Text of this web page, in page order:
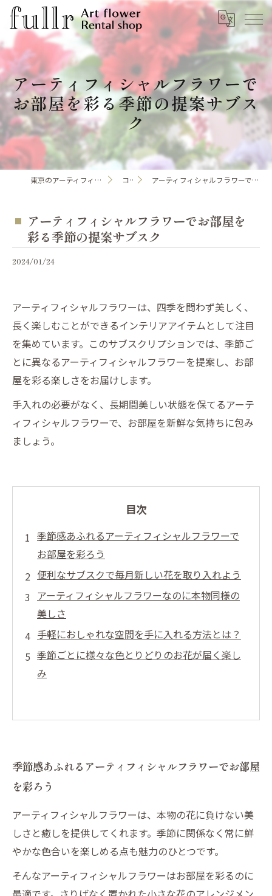
アーティフィシャルフラワーで
お部屋を彩る季節の提案サブス
ク
東京のアーティフィシャルフラワーならfullr コラム アーティフィシャルフラワーでお部屋を彩る季節の提案サブスク
アーティフィシャルフラワーでお部屋を
彩る季節の提案サブスク
2024/01/24
アーティフィシャルフラワーは、四季を問わず美しく、
長く楽しむことができるインテリアアイテムとして注目
を集めています。このサブスクリプションでは、季節ご
とに異なるアーティフィシャルフラワーを提案し、お部
屋を彩る楽しさをお届けします。
手入れの必要がなく、長期間美しい状態を保てるアーテ
ィフィシャルフラワーで、お部屋を新鮮な気持ちに包み
ましょう。
目次
季節感あふれるアーティフィシャルフラワーで
お部屋を彩ろう
便利なサブスクで毎月新しい花を取り入れよう
アーティフィシャルフラワーなのに本物同様の
美しさ
手軽におしゃれな空間を手に入れる方法とは？
季節ごとに様々な色とりどりのお花が届く楽し
み
季節感あふれるアーティフィシャルフラワーでお部屋
を彩ろう
アーティフィシャルフラワーは、本物の花に負けない美
しさと癒しを提供してくれます。季節に関係なく常に鮮
やかな色合いを楽しめる点も魅力のひとつです。
そんなアーティフィシャルフラワーはお部屋を彩るのに